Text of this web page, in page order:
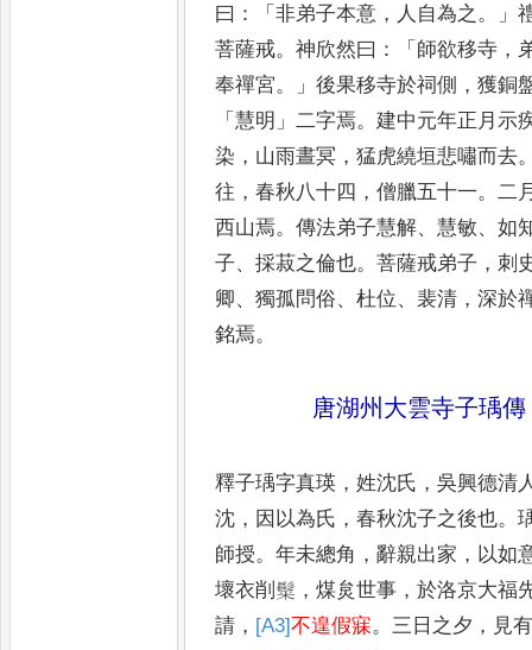
曰 ：「非弟子本意 ， 人自為之。」
菩薩戒。神欣然曰 ：「 師欲移寺 ，
奉禪宮。」後果移寺於祠側 ，獲銅
「慧明 」二字焉。建中元年正月示
染 ， 山雨晝冥 ，猛虎繞垣悲嘯而去
往 ，春秋八十四 ，僧臘五十一。二
西山焉。傳法弟子慧解、慧敏、如
子、採菽之倫也。菩薩戒弟子 ，刺
卿、獨孤問俗、杜位、 裴清 ，深於
銘焉。
唐湖州大雲寺子瑀傳
釋子瑀字真瑛 ，姓沈氏 ，吳興德清
沈 ， 因以為氏 ，春秋沈子之後也。
師授。年未總角 ，辭親出家 ， 以如
壞衣削䰂 ，煤炱世事 ，於洛京大福
請 ， [A3]不遑假寐。三日之夕 ， 見